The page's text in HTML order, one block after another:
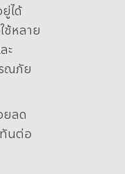
ได้
ช้หลาย
ะ
ณภัย
ยลด
ทันต่อ